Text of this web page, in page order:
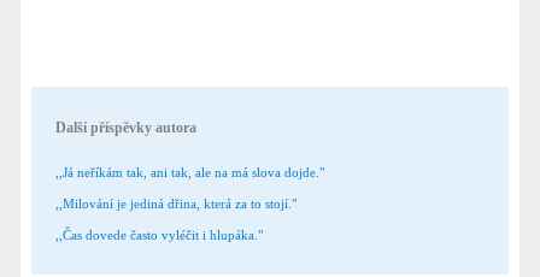
Další příspěvky autora
,,Já neříkám tak, ani tak, ale na má slova dojde."
,,Milování je jediná dřina, která za to stojí."
,,Čas dovede často vyléčit i hlupáka."